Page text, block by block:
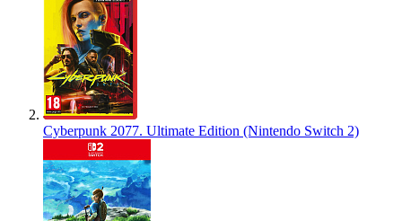
Cyberpunk 2077. Ultimate Edition (Nintendo Switch 2)